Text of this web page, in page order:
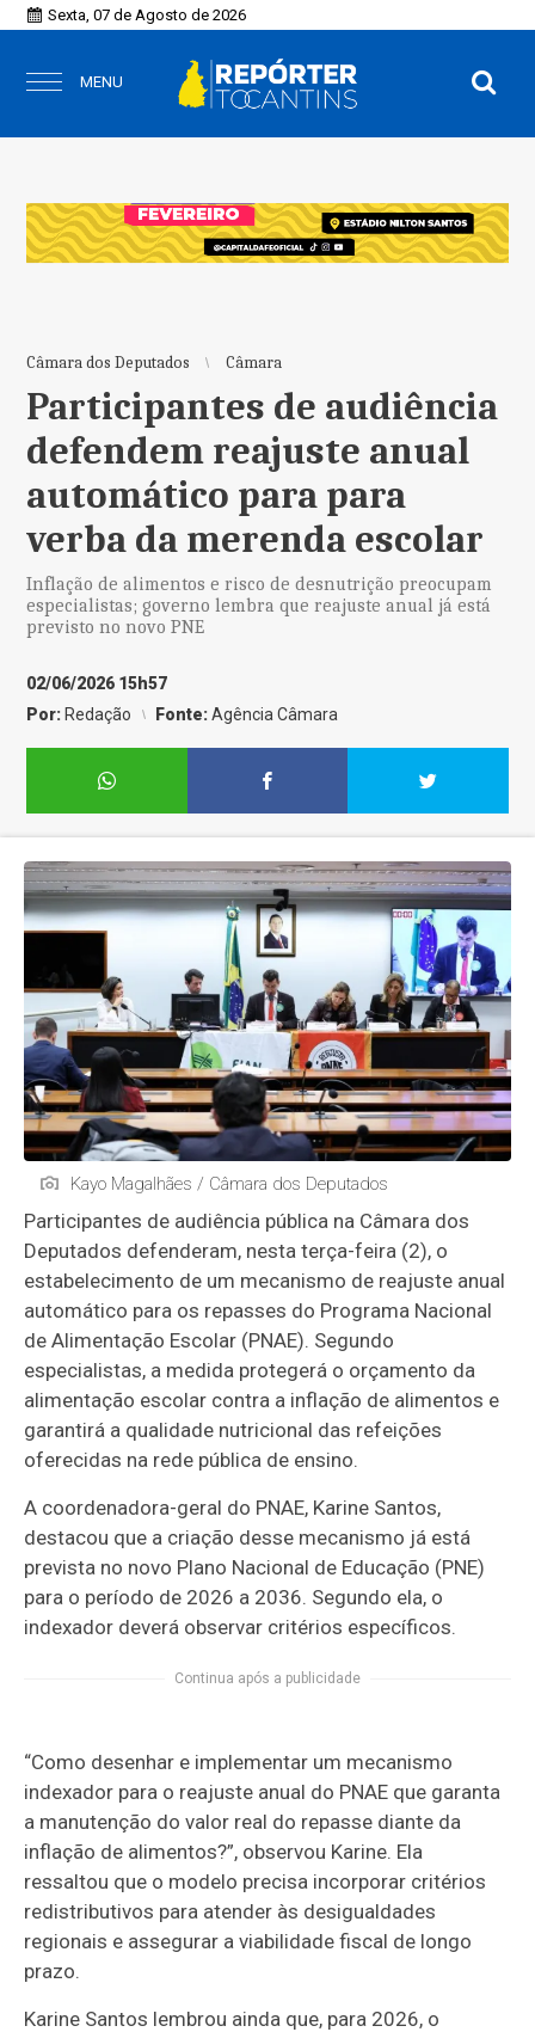
Sexta, 07 de Agosto de 2026
MENU
Câmara dos Deputados Câmara
Participantes de audiência
defendem reajuste anual
automático para para
verba da merenda escolar
Inflação de alimentos e risco de desnutrição preocupam
especialistas; governo lembra que reajuste anual já está
previsto no novo PNE
02/06/2026 15h57
Por: Redação Fonte:Agência Câmara
Kayo Magalhães / Câmara dos Deputados
Participantes de audiência pública na Câmara dos
Deputados defenderam, nesta terça-feira (2), o
estabelecimento de um mecanismo de reajuste anual
automático para os repasses do Programa Nacional
de Alimentação Escolar (PNAE). Segundo
especialistas, a medida protegerá o orçamento da
alimentação escolar contra a inflação de alimentos e
garantirá a qualidade nutricional das refeições
oferecidas na rede pública de ensino.
A coordenadora-geral do PNAE, Karine Santos,
destacou que a criação desse mecanismo já está
prevista no novo Plano Nacional de Educação (PNE)
para o período de 2026 a 2036. Segundo ela, o
indexador deverá observar critérios específicos.
Continua após a publicidade
“Como desenhar e implementar um mecanismo
indexador para o reajuste anual do PNAE que garanta
a manutenção do valor real do repasse diante da
inflação de alimentos?”, observou Karine. Ela
ressaltou que o modelo precisa incorporar critérios
redistributivos para atender às desigualdades
regionais e assegurar a viabilidade fiscal de longo
prazo.
Karine Santos lembrou ainda que, para 2026, o